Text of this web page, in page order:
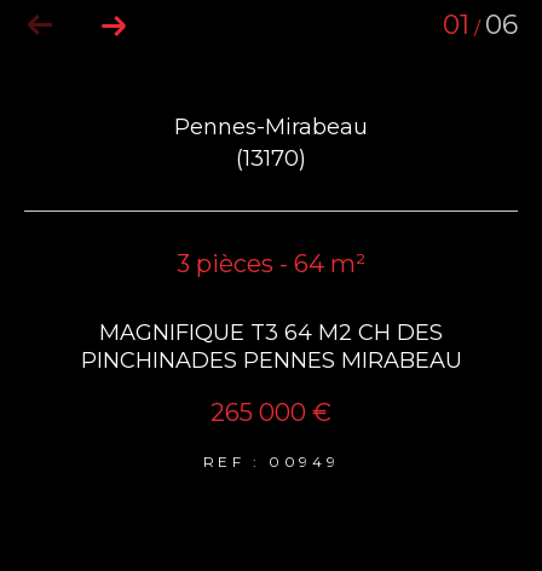
01 / 06
Pennes-Mirabeau
(13170)
3 pièces - 64 m²
MAGNIFIQUE T3 64 M2 CH DES
PINCHINADES PENNES MIRABEAU
265 000 €
REF : 00949